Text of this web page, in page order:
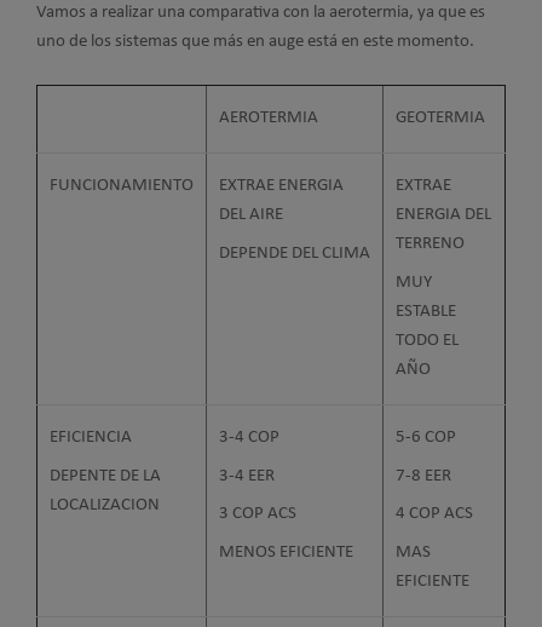
Vamos a realizar una comparativa con la aerotermia, ya que es
uno de los sistemas que más en auge está en este momento.
AEROTERMIA GEOTERMIA
FUNCIONAMIENTO
EXTRAE ENERGIA
DEL AIRE
DEPENDE DEL CLIMA
EXTRAE
ENERGIA DEL
TERRENO
MUY
ESTABLE
TODO EL
AÑO
EFICIENCIA
DEPENTE DE LA
LOCALIZACION
3-4 COP
3-4 EER
3 COP ACS
MENOS EFICIENTE
5-6 COP
7-8 EER
4 COP ACS
MAS
EFICIENTE